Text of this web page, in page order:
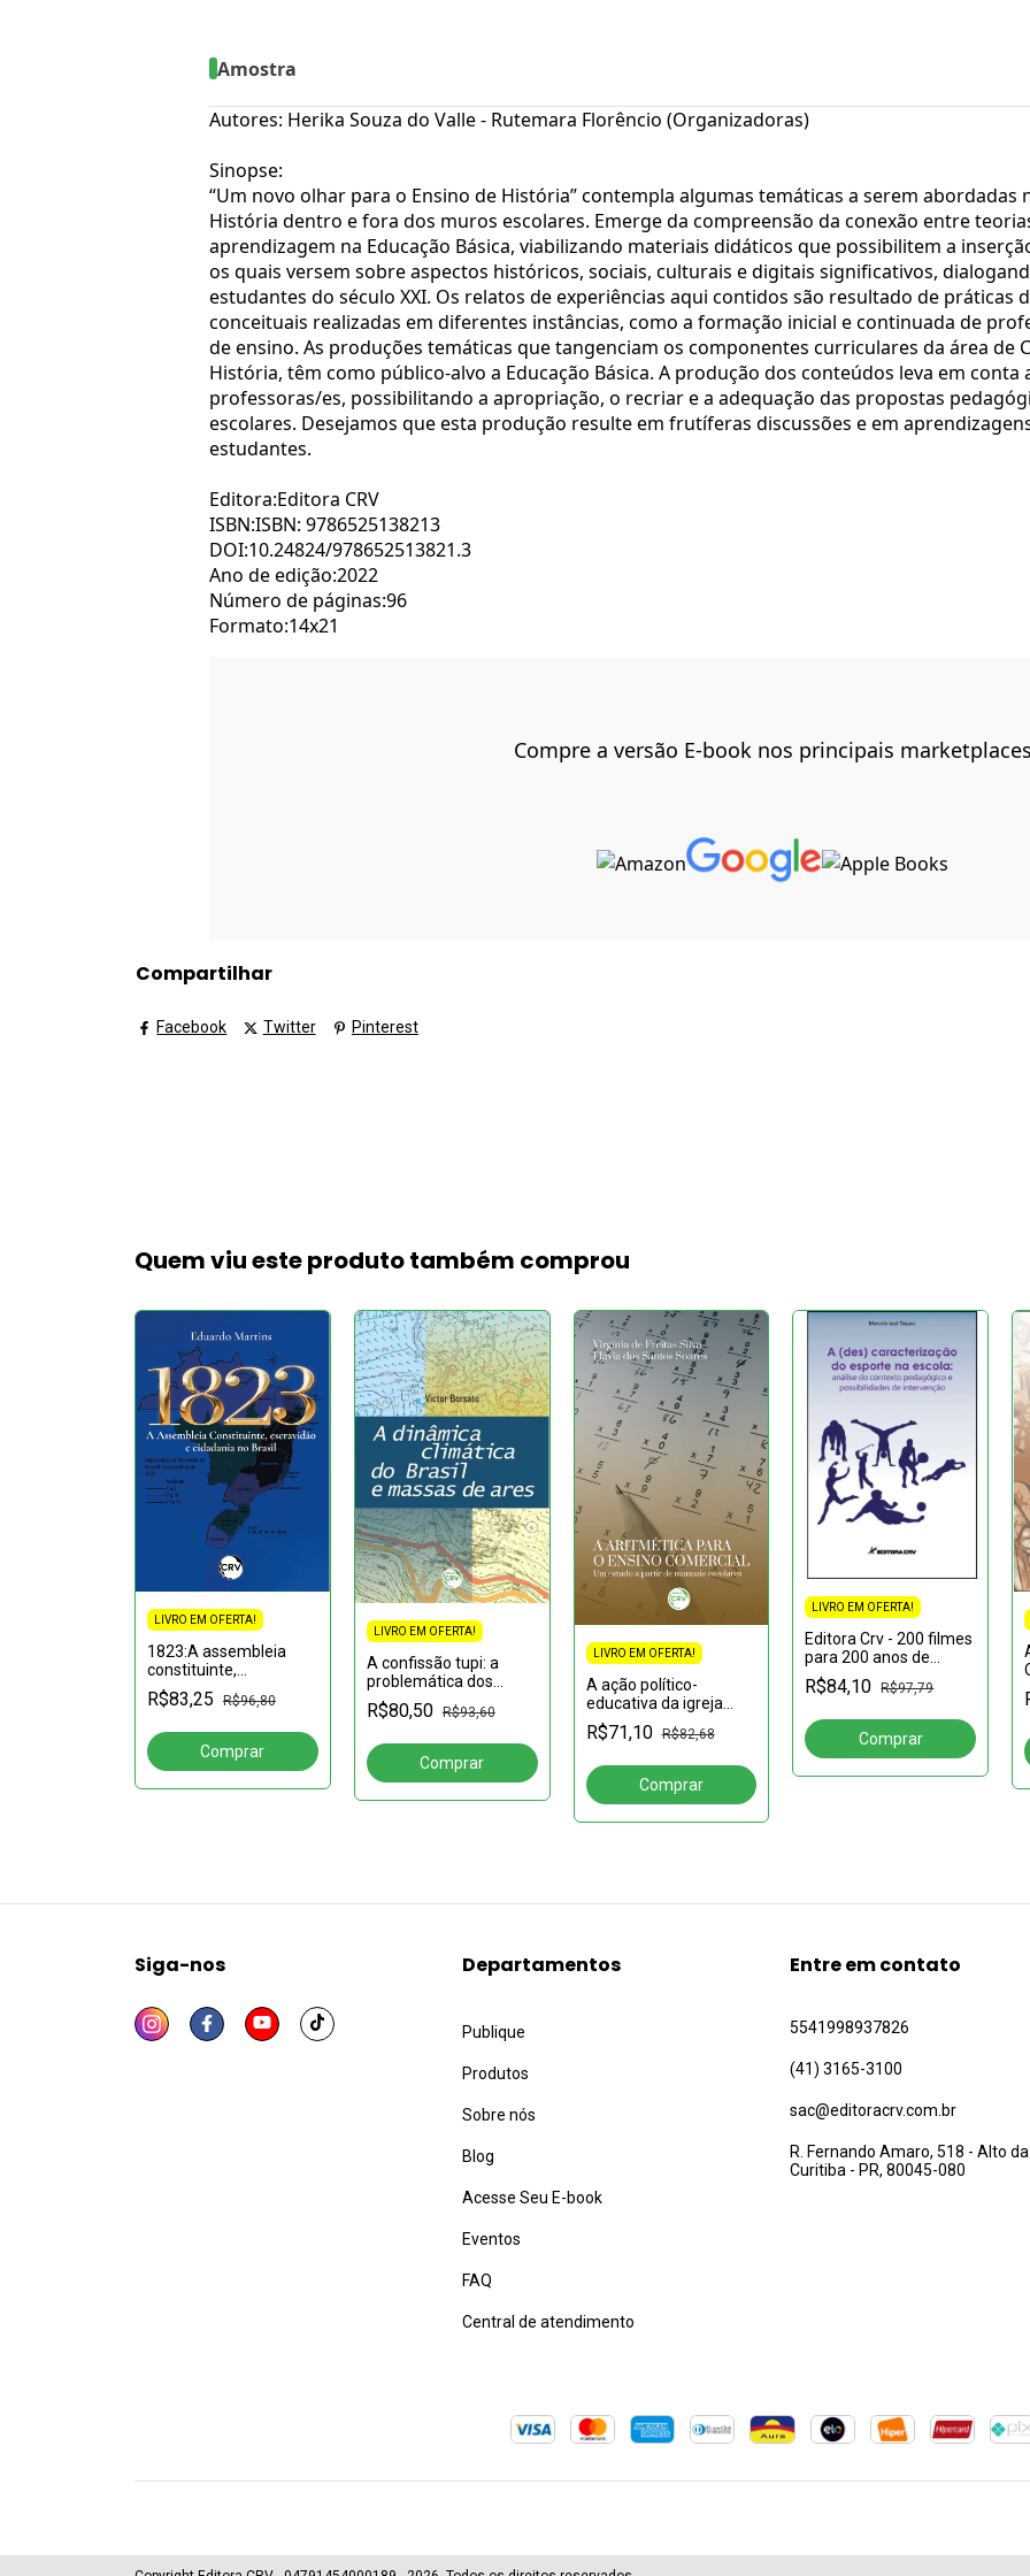
Amostra
Autores: Herika Souza do Valle - Rutemara Florêncio (Organizadoras)
Sinopse:
“Um novo olhar para o Ensino de História” contempla algumas temáticas a serem
História dentro e fora dos muros escolares. Emerge da compreensão da conexão entre
aprendizagem na Educação Básica, viabilizando materiais didáticos que possibilitem a
os quais versem sobre aspectos históricos, sociais, culturais e digitais significativos,
estudantes do século XXI. Os relatos de experiências aqui contidos são resultado de práticas
conceituais realizadas em diferentes instâncias, como a formação inicial e continuada de
de ensino. As produções temáticas que tangenciam os componentes curriculares da área de
História, têm como público-alvo a Educação Básica. A produção dos conteúdos leva em
professoras/es, possibilitando a apropriação, o recriar e a adequação das propostas
escolares. Desejamos que esta produção resulte em frutíferas discussões e em
estudantes.
Editora:Editora CRV
ISBN:ISBN: 9786525138213
DOI:10.24824/978652513821.3
Ano de edição:2022
Número de páginas:96
Formato:14x21
Compre a versão E-book nos principais
Compartilhar
Facebook Twitter Pinterest
Quem viu este produto também comprou
LIVRO EM OFERTA!
1823:A assembleia
constituinte,
escravidão e cidadania
no Brasil
R$83,25 R$96,80
LIVRO EM OFERTA!
A confissão tupi: a
problemática dos
confessionários
jesuítico-tupi nos
missões do Grão-Pará
e Mar
R$80,50 R$93,60
LIVRO EM OFERTA!
A ação político-
educativa da igreja
católica no jornal de
Maringá
R$71,10 R$82,68
LIVRO EM OFERTA!
Editora Crv - 200 filmes
para 200 anos de
independência do
Brasil: Uma referência
R$84,10 R$97,79
Siga-nos Departamentos
Publique
Produtos
Sobre nós
Blog
Acesse Seu E-book
Eventos
FAQ
Central de atendimento
Entre em contato
5541998937826
(41) 3165-3100
sac@editoracrv.com.br
R. Fernando Amaro, 518 - Alto da
Curitiba - PR, 80045-080